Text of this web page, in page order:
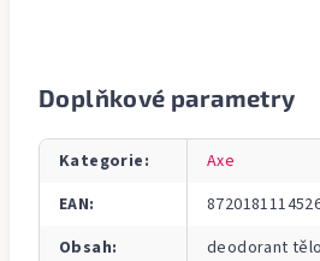
Doplňkové parametry
Kategorie:
Axe
EAN:
Obsah: deodorant